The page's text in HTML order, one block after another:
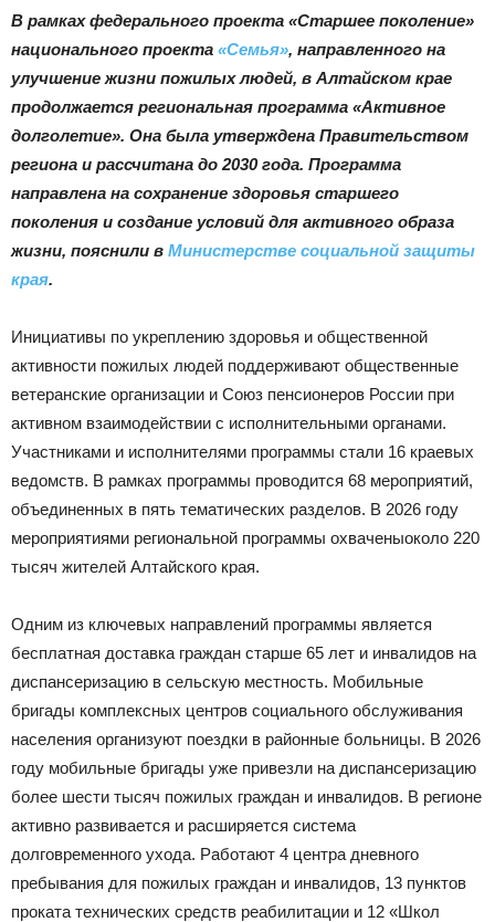
Тюменцевский
район
В рамках федерального проекта «Старшее поколение»
национального проекта «Семья», направленного на
улучшение жизни пожилых людей, в Алтайском крае
продолжается региональная программа «Активное
долголетие». Она была утверждена Правительством
региона и рассчитана до 2030 года. Программа
направлена на сохранение здоровья старшего
поколения и создание условий для активного образа
жизни, пояснили в Министерстве социальной защиты
края.
Инициативы по укреплению здоровья и общественной
активности пожилых людей поддерживают общественные
ветеранские организации и Союз пенсионеров России при
активном взаимодействии с исполнительными органами.
Участниками и исполнителями программы стали 16 краевых
ведомств. В рамках программы проводится 68 мероприятий,
объединенных в пять тематических разделов. В 2026 году
мероприятиями региональной программы охваченыоколо 220
тысяч жителей Алтайского края.
Одним из ключевых направлений программы является
бесплатная доставка граждан старше 65 лет и инвалидов на
диспансеризацию в сельскую местность. Мобильные
бригады комплексных центров социального обслуживания
населения организуют поездки в районные больницы. В 2026
году мобильные бригады уже привезли на диспансеризацию
более шести тысяч пожилых граждан и инвалидов. В регионе
активно развивается и расширяется система
долговременного ухода. Работают 4 центра дневного
пребывания для пожилых граждан и инвалидов, 13 пунктов
проката технических средств реабилитации и 12 «Школ